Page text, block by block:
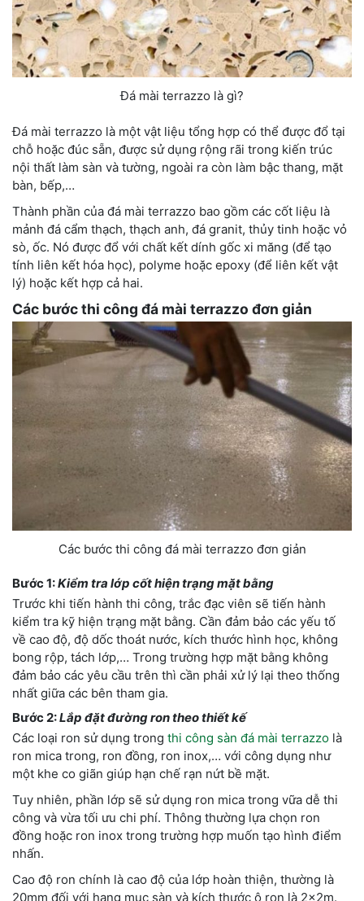
Đá mài terrazzo là gì?
Đá mài terrazzo là một vật liệu tổng hợp có thể được đổ tại
chỗ hoặc đúc sẵn, được sử dụng rộng rãi trong kiến trúc
nội thất làm sàn và tường, ngoài ra còn làm bậc thang, mặt
bàn, bếp,…
Thành phần của đá mài terrazzo bao gồm các cốt liệu là
mảnh đá cẩm thạch, thạch anh, đá granit, thủy tinh hoặc vỏ
sò, ốc. Nó được đổ với chất kết dính gốc xi măng (để tạo
tính liên kết hóa học), polyme hoặc epoxy (để liên kết vật
lý) hoặc kết hợp cả hai.
Các bước thi công đá mài terrazzo đơn giản
Các bước thi công đá mài terrazzo đơn giản
Bước 1:Kiểm tra lớp cốt hiện trạng mặt bằng
Trước khi tiến hành thi công, trắc đạc viên sẽ tiến hành
kiểm tra kỹ hiện trạng mặt bằng. Cần đảm bảo các yếu tố
về cao độ, độ dốc thoát nước, kích thước hình học, không
bong rộp, tách lớp,… Trong trường hợp mặt bằng không
đảm bảo các yêu cầu trên thì cần phải xử lý lại theo thống
nhất giữa các bên tham gia.
Bước 2:Lắp đặt đường ron theo thiết kế
Các loại ron sử dụng trong thi công sàn đá mài terrazzo là
ron mica trong, ron đồng, ron inox,… với công dụng như
một khe co giãn giúp hạn chế rạn nứt bề mặt.
Tuy nhiên, phần lớp sẽ sử dụng ron mica trong vữa dễ thi
công và vừa tối ưu chi phí. Thông thường lựa chọn ron
đồng hoặc ron inox trong trường hợp muốn tạo hình điểm
nhấn.
Cao độ ron chính là cao độ của lớp hoàn thiện, thường là
20mm đối với hạng mục sàn và kích thước ô ron là 2x2m.